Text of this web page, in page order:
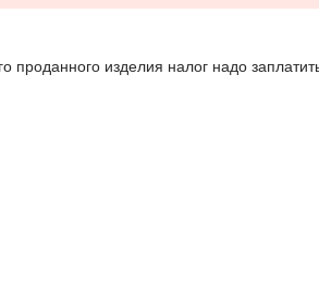
изделия налог надо